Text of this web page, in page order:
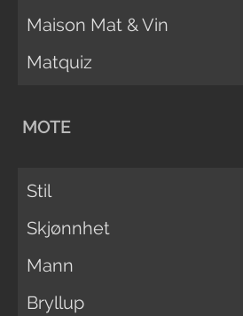
Maison Mat & Vin
Matquiz
MOTE
Stil
Skjønnhet
Mann
Bryllup